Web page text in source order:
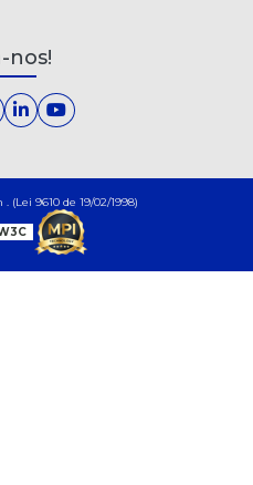
nos!
9610 de 19/02/1998)